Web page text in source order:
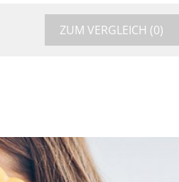
ZUM VERGLEICH (0)